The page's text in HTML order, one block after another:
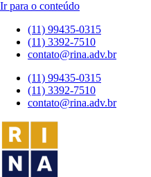
Ir para o conteúdo
(11) 99435-0315
(11) 3392-7510
contato@rina.adv.br
(11) 99435-0315
(11) 3392-7510
contato@rina.adv.br